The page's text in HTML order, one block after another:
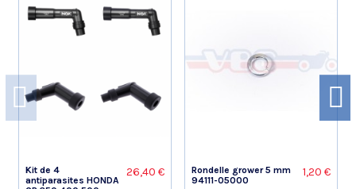
Kit de 4
antiparasites HONDA
26,40 €
Rondelle grower 5 mm
94111-05000
1,20 €